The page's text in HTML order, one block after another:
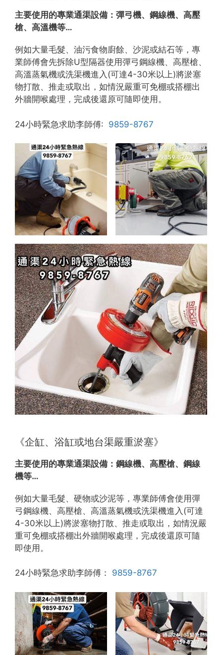
主要使用的專業通渠設備： 彈弓機、鋼線機、高壓
槍、高溫機等…
例如大量毛髮、油污食物廚餘、沙泥或結石等，專
業師傅會先拆除U型隔器使用彈弓鋼線機、高壓槍、
高溫蒸氣機或洗渠機進入(可達4-30米以上)將淤塞
物打散、推走或取出，如情況嚴重可免棚或搭棚出
外牆開喉處理，完成後還原可隨即使用。
24小時緊急求助李師傅: 9859-8767
《企缸、浴缸或地台渠嚴重淤塞》
主要使用的專業通渠設備： 鋼線機、高壓槍、鋼線
機等…
例如大量毛髮、硬物或沙泥等，專業師傅會使用彈
弓鋼線機、高壓槍、高溫蒸氣機或洗渠機進入(可達
4-30米以上)將淤塞物打散、推走或取出，如情況嚴
重可免棚或搭棚出外牆開喉處理，完成後還原可隨
即使用。
24小時緊急求助李師傅： 9859-8767